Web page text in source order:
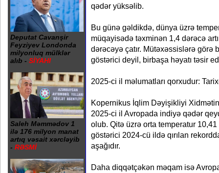
Deputat Cavanşir
Feyziyev Londonda
milyonluq mülklər
alıb - SİYAHI
Saleh Məmmədov 1
ilə 176 milyon manat
artıq vəsait xərcləyib
- RƏSMİ
qədər yüksəlib.
Bu günə gəldikdə, dünya üzrə
müqayisədə təxminən 1,4 dərəcə
dərəcəyə çatır. Mütəxəssislərə görə
göstərici deyil, birbaşa həyatı təsir
2025-ci il məlumatları qorxudur:
Kopernikus İqlim Dəyişikliyi
2025-ci il Avropada indiyə qədər
olub. Qitə üzrə orta temperatur
göstərici 2024-cü ildə qırılan
aşağıdır.
Daha diqqətçəkən məqam isə